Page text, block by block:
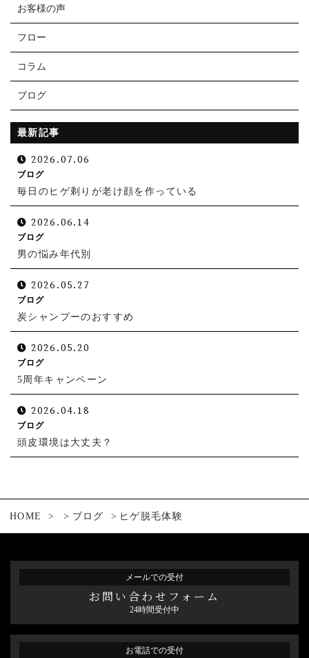
お客様の声
フロー
コラム
ブログ
最新記事
2026.07.06
ブログ
毎日のヒゲ剃りが老け顔を作っている
2026.06.14
ブログ
男の悩み年代別
2026.05.27
ブログ
炭シャンプーのおすすめ
2026.05.20
ブログ
5周年キャンペーン
2026.04.18
ブログ
頭皮環境は大丈夫？
HOME ブログ ヒゲ脱毛体験
メールでの受付
お問い合わせフォーム
24時間受付中
お電話での受付